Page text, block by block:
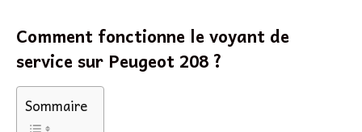
Comment fonctionne le voyant de
service sur Peugeot 208 ?
Sommaire